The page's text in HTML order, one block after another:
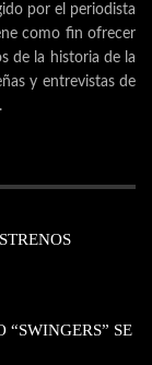
por el periodista
como fin ofrecer
de la historia de la
y entrevistas de
SE